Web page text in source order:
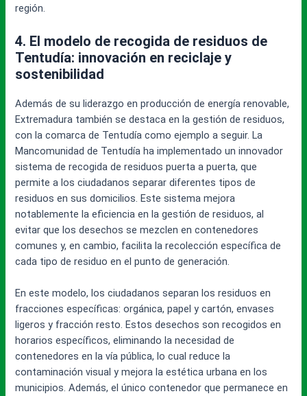
región.
4. El modelo de recogida de residuos de
Tentudía: innovación en reciclaje y
sostenibilidad
Además de su liderazgo en producción de energía renovable,
Extremadura también se destaca en la gestión de residuos,
con la comarca de Tentudía como ejemplo a seguir. La
Mancomunidad de Tentudía ha implementado un innovador
sistema de recogida de residuos puerta a puerta, que
permite a los ciudadanos separar diferentes tipos de
residuos en sus domicilios. Este sistema mejora
notablemente la eficiencia en la gestión de residuos, al
evitar que los desechos se mezclen en contenedores
comunes y, en cambio, facilita la recolección específica de
cada tipo de residuo en el punto de generación.
En este modelo, los ciudadanos separan los residuos en
fracciones específicas: orgánica, papel y cartón, envases
ligeros y fracción resto. Estos desechos son recogidos en
horarios específicos, eliminando la necesidad de
contenedores en la vía pública, lo cual reduce la
contaminación visual y mejora la estética urbana en los
municipios. Además, el único contenedor que permanece en